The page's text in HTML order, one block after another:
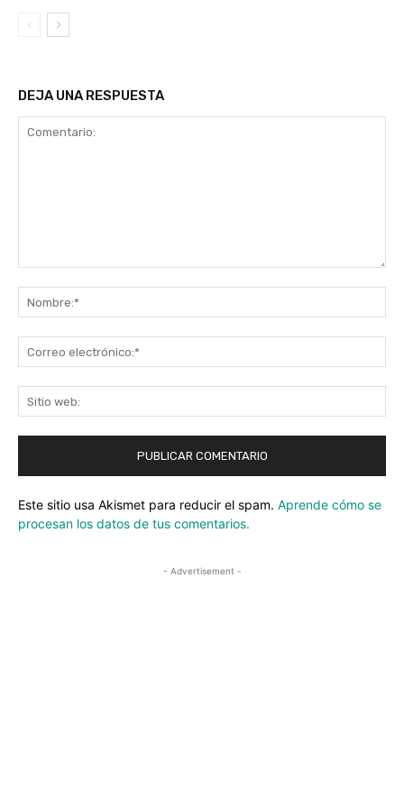
DEJA UNA RESPUESTA
Este sitio usa Akismet para reducir el spam. Aprende cómo se
procesan los datos de tus comentarios.
- Advertisement -